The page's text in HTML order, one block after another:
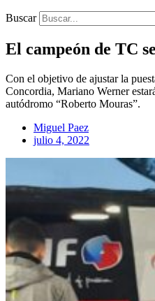
Buscar
El campeón de TC
Con el objetivo de ajustar la
Concordia, Mariano Werner
autódromo “Roberto Mouras”.
Miguel Paez
julio 4, 2022